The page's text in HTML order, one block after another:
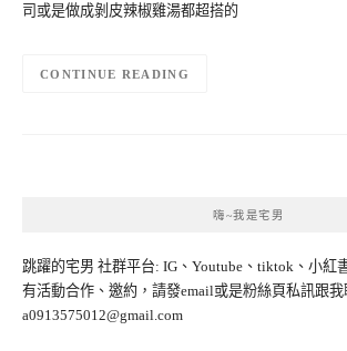
司或是做成剝皮辣椒雞湯都超搭的
CONTINUE READING
嗨~我是宅男
跳躍的宅男 社群平台: IG、Youtube、tiktok、小紅
有活動合作、邀約，請發email或是粉絲頁私訊跟
a0913575012@gmail.com